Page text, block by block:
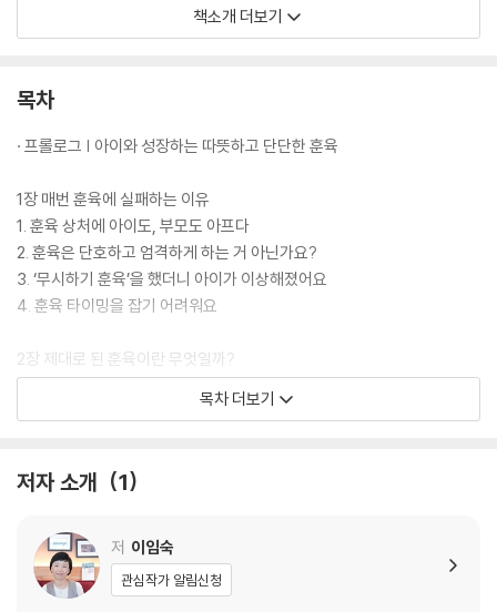
해 아이의 성장을 돕는 훈육의 원칙을 한 권에 담았다. 25년간 수많은 아이
와 부모를 상담하며 쌓아 온 경험을 바탕으로, 저자는 훈육을 ‘아이를 혼내
는 문제가 벌어진 뒤에 감정적으로 대응하는 훈육이 아니라, 미리 설계하
육’이 중요하다고 말한다.
자라나는 아이에게 훈육을 통해 올바른 행동의 기준을 알려 주는 일은 반
드시 필요하다. 그러나 훈육이 곧 무섭게 혼내는 것을 의미하지는 않는다.
아이의 마음이 먼저 움직일 때 훈육은 비로소 힘을 갖는다. 이 책이 말하는
훈육은 아이를 다그치기보다 ‘따뜻하게’ 마음을 열고, ‘단단하게’ 기준을 세
우며, 그 과정에서 아이가 스스로 옳고 그름을 ‘깨닫게’ 한다. 아이의 행동
이해하고 다음 선택을 스스로 할 수 있도록 돕는 것이 저자가 말하는 ‘최소
한의 훈육’이다. 부모가 중심을 잃지 않고 차분하게 가르칠 때, 아이는 혼나
지 않아도 배우고, 억지로 따르지 않아도 성장한다. 떼쓰기와 고집, 감정 폭
닫도록 이끄는 훈육의 힘을 만나게 될 것이다.
책소개 더보기
목차
· 프롤로그 | 아이와 성장하는 따뜻하고 단단한 훈육
1장 매번 훈육에 실패하는 이유
1. 훈육 상처에 아이도, 부모도 아프다
2. 훈육은 단호하고 엄격하게 하는 거 아닌가요?
3. ‘무시하기 훈육’을 했더니 아이가 이상해졌어요
4. 훈육 타이밍을 잡기 어려워요
2장 제대로 된 훈육이란 무엇일까?
5. 훈육 오해는 부모의 상처에서 시작된다
6. 아이의 마음을 읽지 못하는 부모들
9. 훈육, 몇 살부터 시작하면 좋을까?
3장 모든 아이에게 어떤 상황에서도 적용되는 훈육법
10. 성공적인 훈육 과정 들여다보기
목차 더보기
저자 소개 1
저 이임숙
관심작가 알림신청